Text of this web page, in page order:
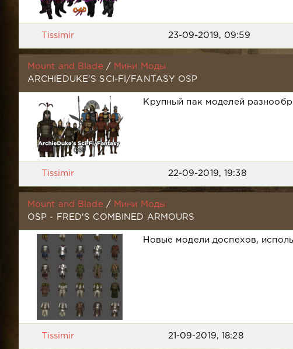
Tissimir 23-09-2019, 09:59
Mount and Blade /
Мини Моды
ARCHIEDUKE'S SCI-FI/FANTASY OSP
Крупный пак моделей
Tissimir 22-09-2019, 19:38
Mount and Blade /
Мини Моды
OSP - FRED'S COMBINED ARMOURS
Новые модели доспехов,
Tissimir 21-09-2019, 18:28